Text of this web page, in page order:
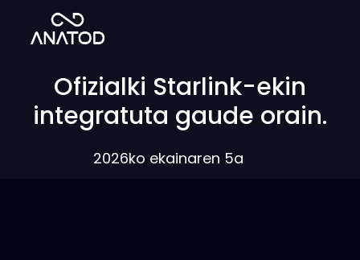
Ofizialki Starlink-ekin
integratuta gaude orain.
2026ko ekainaren 5a